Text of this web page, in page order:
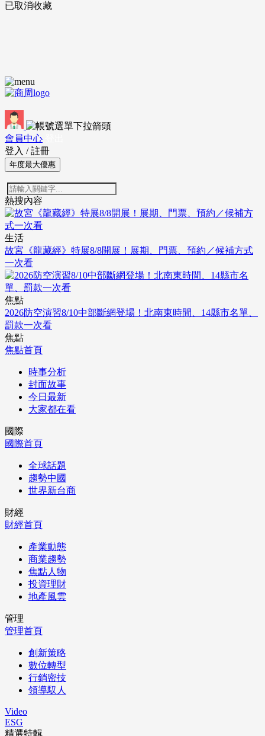
已取消收藏
會員中心
登入 / 註冊
年度最大優惠
熱搜內容
生活
故宮《龍藏經》特展8/8開展！展期、門票、預約／候補方式
一次看
焦點
2026防空演習8/10中部斷網登場！北南東時間、14縣市名單、
罰款一次看
焦點
焦點首頁
時事分析
封面故事
今日最新
大家都在看
國際
國際首頁
全球話題
趨勢中國
世界新台商
財經
財經首頁
產業動態
商業趨勢
焦點人物
投資理財
地產風雲
管理
管理首頁
創新策略
數位轉型
行銷密技
領導馭人
Video
ESG
精選特輯